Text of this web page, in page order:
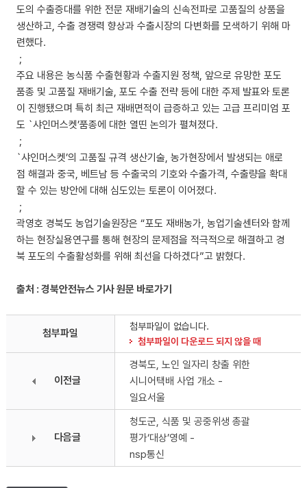
도의 수출증대를 위한 전문 재배기술의 신속전파로 고품질의 상품을
생산하고, 수출 경쟁력 향상과 수출시장의 다변화를 모색하기 위해 마
련했다.
;
주요 내용은 농식품 수출현황과 수출지원 정책, 앞으로 유망한 포도
품종 및 고품질 재배기술, 포도 수출 전략 등에 대한 주제 발표와 토론
이 진행됐으며 특히 최근 재배면적이 급증하고 있는 고급 프리미엄 포
도 `샤인머스켓’품종에 대한 열띤 논의가 펼쳐졌다.
;
`샤인머스켓’의 고품질 규격 생산기술, 농가현장에서 발생되는 애로
점 해결과 중국, 베트남 등 수출국의 기호와 수출가격, 수출량을 확대
할 수 있는 방안에 대해 심도있는 토론이 이어졌다.
;
곽영호 경북도 농업기술원장은 “포도 재배농가, 농업기술센터와 함께
하는 현장실용연구를 통해 현장의 문제점을 적극적으로 해결하고 경
북 포도의 수출활성화를 위해 최선을 다하겠다”고 밝혔다.
출처 : 경북안전뉴스 기사 원문 바로가기
첨부파일
첨부파일이 없습니다.
첨부파일이 다운로드 되지 않을 때
이전글
경북도, 노인 일자리 창출 위한
시니어택배 사업 개소 -
일요서울
다음글
청도군, 식품 및 공중위생 총괄
평가‘대상’영예 -
nsp통신